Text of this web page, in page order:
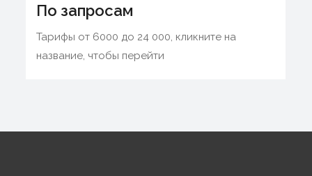
По запросам
Тарифы от 6000 до 24 000, кликните на
название, чтобы перейти